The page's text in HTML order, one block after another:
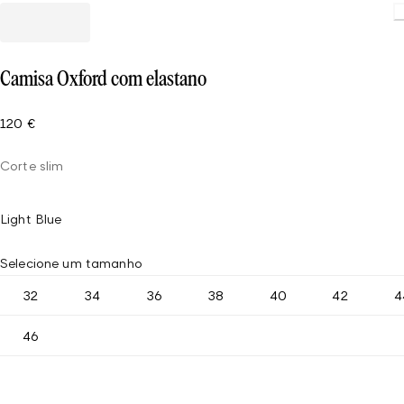
Camisa Oxford com elastano
120 €
Corte slim
Light Blue
Selecione um tamanho
32 34 36 38 40 42
46